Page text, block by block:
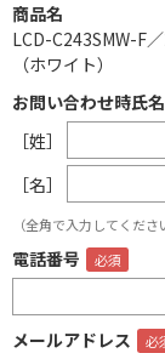
商品名
LCD-C243SMW-F
（ホワイト）
お問い合わせ時氏名
［姓］
［名］
（全角で入力してくださ
電話番号
メールアドレス